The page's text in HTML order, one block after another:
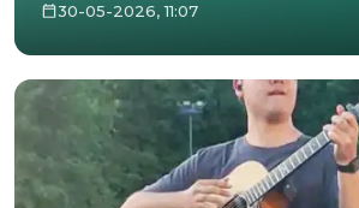
30-05-2026, 11:07